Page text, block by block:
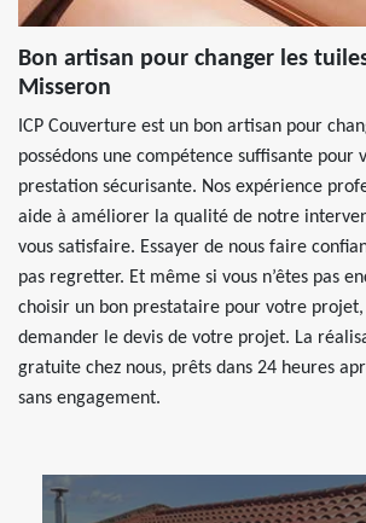
Bon artisan pour changer les
Misseron
ICP Couverture est un bon artisan pour
possédons une compétence suffisante pour
prestation sécurisante. Nos expérience
aide à améliorer la qualité de notre
vous satisfaire. Essayer de nous faire
pas regretter. Et même si vous n’êtes pas
choisir un bon prestataire pour votre projet,
demander le devis de votre projet. La
gratuite chez nous, prêts dans 24 heures
sans engagement.